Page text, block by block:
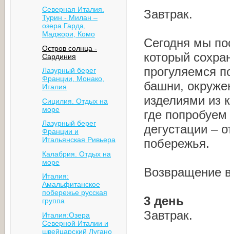
Северная Италия.
Турин - Милан –
озера Гарда,
Маджори, Комо
Остров солнца -
Сардиния
Лазурный берег
Франции, Монако,
Италия
Сицилия. Отдых на
море
Лазурный берег
Франции и
Итальянская Ривьера
Калабрия. Отдых на
море
Италия:
Амальфитанское
побережье русская
группа
Италия:Озера
Северной Италии и
швейцарский Лугано
Завтрак.
Сегодня мы
который
прогуляемся
башни,
изделиями из
где
дегустации –
побережья.
Возвращение
3 день
Завтрак.